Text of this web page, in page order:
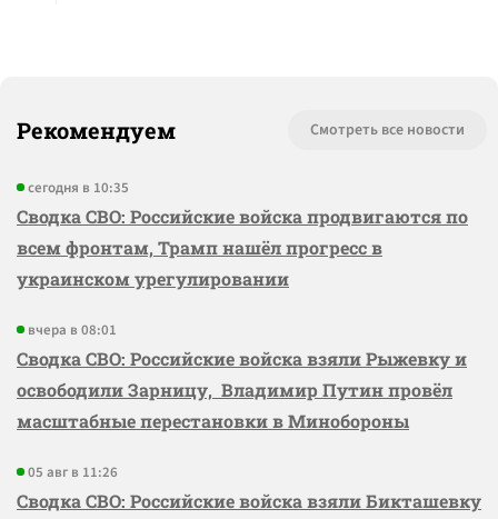
Рекомендуем Смотреть все новости
сегодня в 10:35
Сводка СВО: Российские войска продвигаются по
всем фронтам, Трамп нашёл прогресс в
украинском урегулировании
вчера в 08:01
Сводка СВО: Российские войска взяли Рыжевку и
освободили Зарницу, Владимир Путин провёл
масштабные перестановки в Минобороны
05 авг в 11:26
Сводка СВО: Российские войска взяли Бикташевку